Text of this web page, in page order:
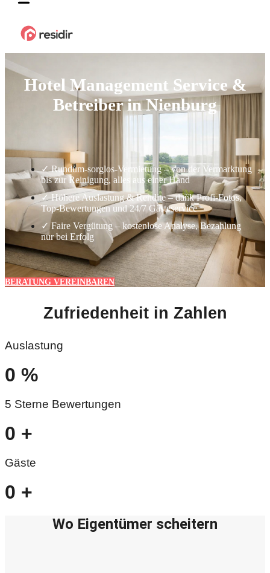
Hotel Management Service &
Betreiber in Nienburg
✓ Rundum-sorglos-Vermietung – von der Vermarktung
bis zur Reinigung, alles aus einer Hand
✓ Höhere Auslastung & Rendite – dank Profi-Fotos,
Top-Bewertungen und 24/7 Gästeservice
✓ Faire Vergütung – kostenlose Analyse, Bezahlung
nur bei Erfolg
BERATUNG VEREINBAREN
Zufriedenheit in Zahlen
Auslastung
0 %
5 Sterne Bewertungen
0 +
Gäste
0 +
Wo Eigentümer scheitern